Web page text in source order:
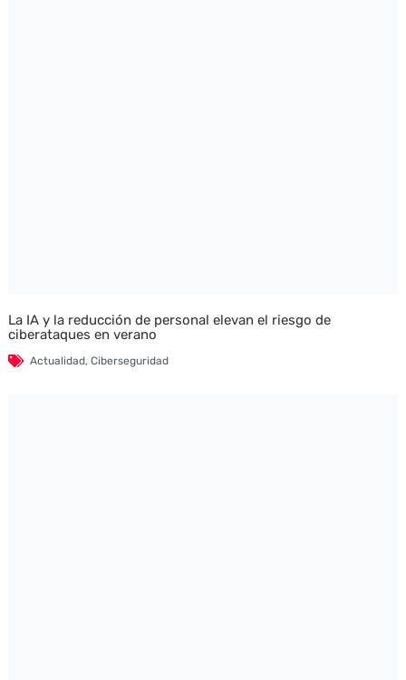
La IA y la reducción de personal elevan el riesgo de
ciberataques en verano
Actualidad, Ciberseguridad